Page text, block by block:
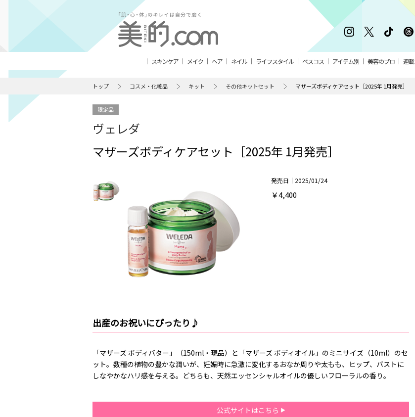
スキンケア メイク ヘア ネイル ライフスタイル ベスコス アイテム別 美容のプロ 連載
トップ コスメ・化粧品 キット その他キットセット マザーズボディケアセット［2025年 1月発売］
限定品
ヴェレダ
マザーズボディケアセット［2025年 1月発売］
発売日｜2025/01/24
￥4,400
出産のお祝いにぴったり♪
「マザーズ ボディバター」（150ml・現品）と「マザーズ ボディオイル」のミニサイズ（10ml）のセ
ット。数種の植物の豊かな潤いが、妊娠時に急激に変化するおなか周りや太もも、ヒップ、バストに
しなやかなハリ感を与える。どちらも、天然エッセンシャルオイルの優しいフローラルの香り。
公式サイトはこちら